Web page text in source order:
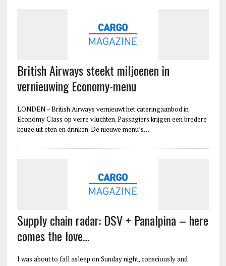
British Airways steekt miljoenen in
vernieuwing Economy-menu
LONDEN – British Airways vernieuwt het cateringaanbod in
Economy Class op verre vluchten. Passagiers krijgen een bredere
keuze uit eten en drinken. De nieuwe menu’s…
Supply chain radar: DSV + Panalpina – here
comes the love…
I was about to fall asleep on Sunday night, consciously and